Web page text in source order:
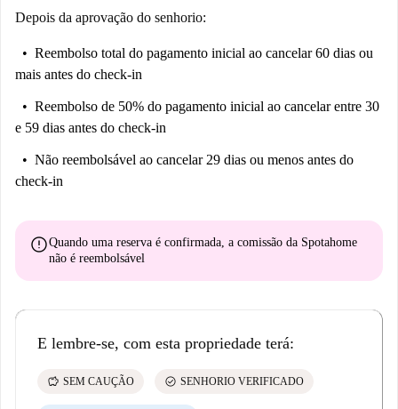
Depois da aprovação do senhorio:
Reembolso total do pagamento inicial ao cancelar 60 dias ou
mais antes do check-in
Reembolso de 50% do pagamento inicial ao cancelar entre 30
e 59 dias antes do check-in
Não reembolsável ao cancelar 29 dias ou menos antes do
check-in
errorQuando uma reserva é confirmada, a comissão da Spotahome
não é reembolsável
E lembre-se, com esta propriedade terá:
savings SEM CAUÇÃO check_circle SENHORIO VERIFICADO